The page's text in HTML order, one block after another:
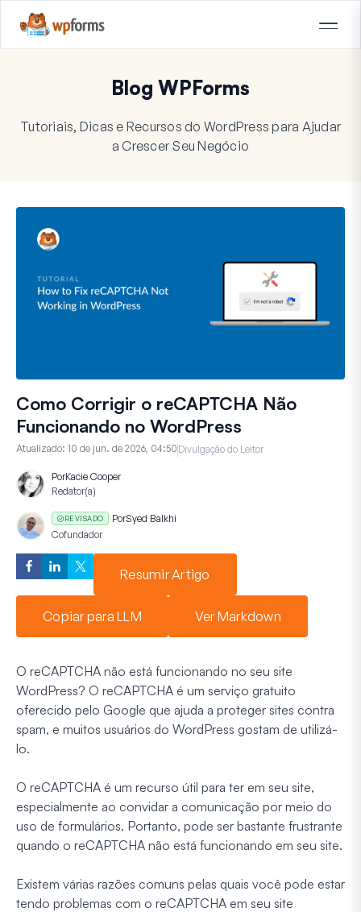
Blog WPForms
Tutoriais, Dicas e Recursos do WordPress para Ajudar
a Crescer Seu Negócio
Como Corrigir o reCAPTCHA Não
Funcionando no WordPress
Atualizado: 10 de jun. de 2026, 04:50 Divulgação do Leitor
PorKacie Cooper
Redator(a)
REVISADO PorSyed Balkhi
Cofundador
Resumir Artigo
Copiar para LLM Ver Markdown
O reCAPTCHA não está funcionando no seu site
WordPress? O reCAPTCHA é um serviço gratuito
oferecido pelo Google que ajuda a proteger sites contra
spam, e muitos usuários do WordPress gostam de utilizá-
lo.
O reCAPTCHA é um recurso útil para ter em seu site,
especialmente ao convidar a comunicação por meio do
uso de formulários. Portanto, pode ser bastante frustrante
quando o reCAPTCHA não está funcionando em seu site.
Existem várias razões comuns pelas quais você pode estar
tendo problemas com o reCAPTCHA em seu site